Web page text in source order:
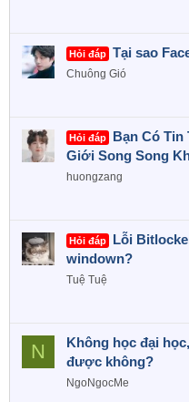
Hỏi đáp Tại sao
Chuông Gió
Hỏi đáp
Bạn Có Tin
Giới Song Song
huongzang
Hỏi đáp
Lỗi
windown?
Tuệ Tuệ
N
Không học đại
được không?
NgoNgocMe